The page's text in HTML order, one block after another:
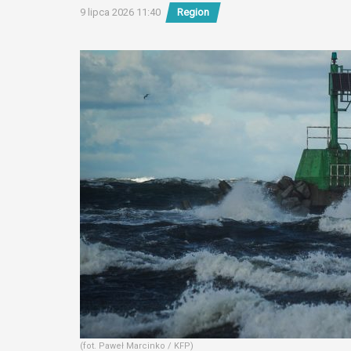
9 lipca 2026 11:40 Region
(fot. Paweł Marcinko / KFP)